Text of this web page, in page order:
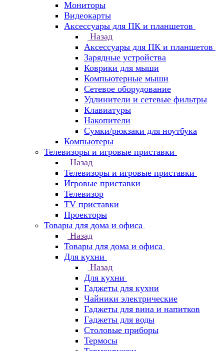
Мониторы
Видеокарты
Аксессуары для ПК и планшетов
Назад
Аксессуары для ПК и планшетов
Зарядные устройства
Коврики для мыши
Компьютерные мыши
Сетевое оборудование
Удлинители и сетевые фильтры
Клавиатуры
Накопители
Сумки/рюкзаки для ноутбука
Компьютеры
Телевизоры и игровые приставки
Назад
Телевизоры и игровые приставки
Игровые приставки
Телевизор
TV приставки
Проекторы
Товары для дома и офиса
Назад
Товары для дома и офиса
Для кухни
Назад
Для кухни
Гаджеты для кухни
Чайники электрические
Гаджеты для вина и напитков
Гаджеты для воды
Столовые приборы
Термосы